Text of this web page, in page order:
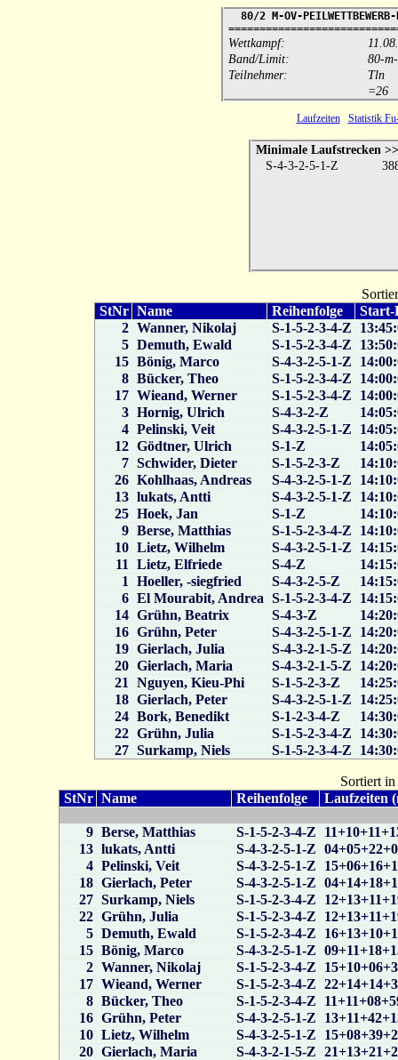
80/2 M-OV-PEILWETTBEWERB-
Wettkampf:
Band/Limit:
80-
Teilnehmer:
Tln
=26
Laufzeiten Statistik
Minimale Laufstrecken
S-4-3-2-5-1-Z
StNr Name Reihenfolge
Start-
2 Wanner, Nikolaj S-1-5-2-3-4-Z
5 Demuth, Ewald S-1-5-2-3-4-Z
15 Bönig, Marco S-4-3-2-5-1-Z
8 Bücker, Theo S-1-5-2-3-4-Z
17 Wieand, Werner S-1-5-2-3-4-Z
3 Hornig, Ulrich S-4-3-2-Z
4 Pelinski, Veit S-4-3-2-5-1-Z
12 Gödtner, Ulrich S-1-Z
7 Schwider, Dieter S-1-5-2-3-Z
26 Kohlhaas, Andreas S-4-3-2-5-1-Z
13 lukats, Antti S-4-3-2-5-1-Z
25 Hoek, Jan S-1-Z
9 Berse, Matthias S-1-5-2-3-4-Z
10 Lietz, Wilhelm S-4-3-2-5-1-Z
11
Lietz, Elfriede S-4-Z
1
Hoeller, -siegfried S-4-3-2-5-Z
6 El Mourabit, Andrea S-1-5-2-3-4-Z
14 Grühn, Beatrix S-4-3-Z
16 Grühn, Peter S-4-3-2-5-1-Z
19 Gierlach, Julia S-4-3-2-1-5-Z
20 Gierlach, Maria S-4-3-2-1-5-Z
21
Nguyen, Kieu-Phi S-1-5-2-3-Z
18 Gierlach, Peter S-4-3-2-5-1-Z
24 Bork, Benedikt S-1-2-3-4-Z
22 Grühn, Julia S-1-5-2-3-4-Z
27 Surkamp, Niels S-1-5-2-3-4-Z
Sortiert
StNr Name Reihenfolge Laufzeiten
9 Berse, Matthias S-1-5-2-3-4-Z
13 lukats, Antti S-4-3-2-5-1-Z
4 Pelinski, Veit S-4-3-2-5-1-Z
18 Gierlach, Peter S-4-3-2-5-1-Z
27 Surkamp, Niels S-1-5-2-3-4-Z
22 Grühn, Julia S-1-5-2-3-4-Z
5 Demuth, Ewald S-1-5-2-3-4-Z
15 Bönig, Marco S-4-3-2-5-1-Z
2 Wanner, Nikolaj S-1-5-2-3-4-Z
17 Wieand, Werner S-1-5-2-3-4-Z
8 Bücker, Theo S-1-5-2-3-4-Z
16 Grühn, Peter S-4-3-2-5-1-Z
10 Lietz, Wilhelm S-4-3-2-5-1-Z
20 Gierlach, Maria S-4-3-2-1-5-Z